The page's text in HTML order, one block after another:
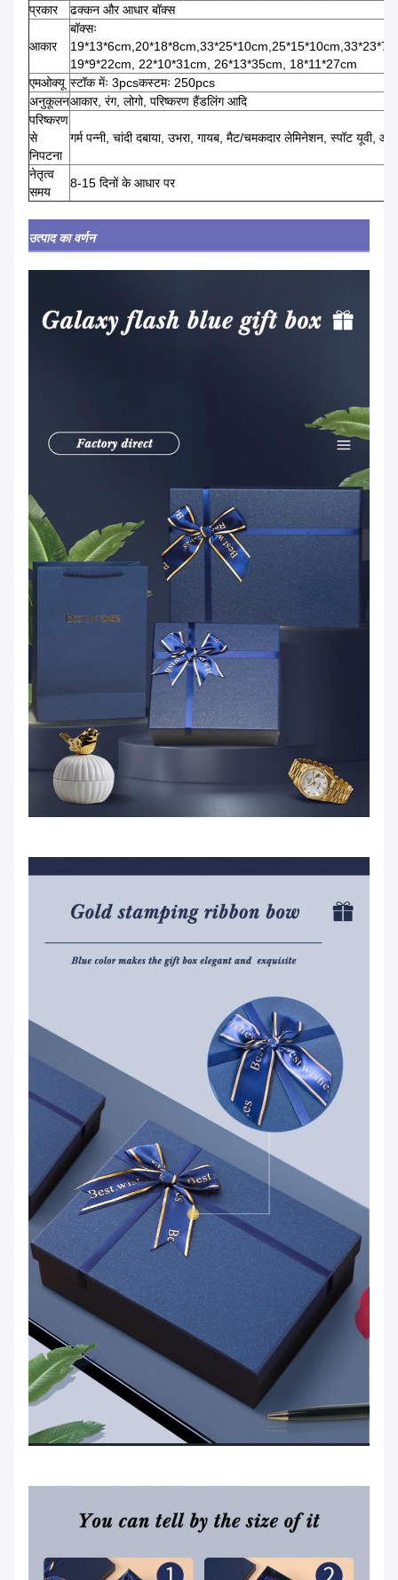
प्रकार
ढक्कन और आधार बॉक्स
आकार
बॉक्सः
19*9*22cm, 22*10*31cm, 26*13*35cm, 18*11*27cm
एमओक्यू स्टॉक मेंः 3pcsकस्टमः 250pcs
अनुकूलनआकार, रंग, लोगो, परिष्करण हैंडलिंग आदि
परिष्करण
से
निपटना
गर्म पन्नी, चांदी दबाया, उभरा, गायब, मैट/चमकदार लेमिनेशन, स्पॉट यूवी, आदि
नेतृत्व
समय
8-15 दिनों के आधार पर
उत्पाद का वर्णन